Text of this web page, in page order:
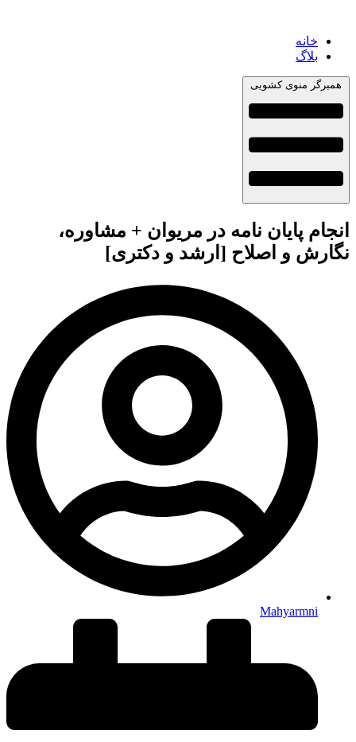
خانه
بلاگ
همبرگر منوی کشویی
انجام پایان نامه در مریوان + مشاوره،
نگارش و اصلاح [ارشد و دکتری]
Mahyarmni